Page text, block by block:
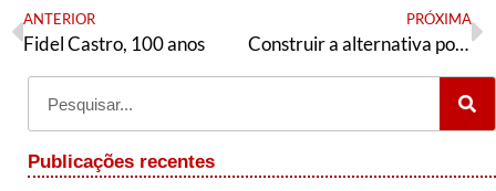
ANTERIOR
Fidel Castro, 100 anos
PRÓXIMA
Construir a alternativa popular e democrática para o RS
Publicações recentes